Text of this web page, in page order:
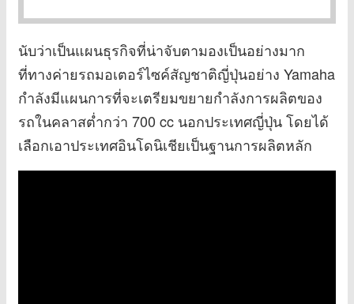
นับว่าเป็นแผนธุรกิจที่น่าจับตามองเป็นอย่างมาก
ที่ทางค่ายรถมอเตอร์ไซค์สัญชาติญี่ปุ่นอย่าง Yamaha
กำลังมีแผนการที่จะเตรียมขยายกำลังการผลิตของ
รถในคลาสต่ำกว่า 700 cc นอกประเทศญี่ปุ่น โดยได้
เลือกเอาประเทศอินโดนิเชียเป็นฐานการผลิตหลัก